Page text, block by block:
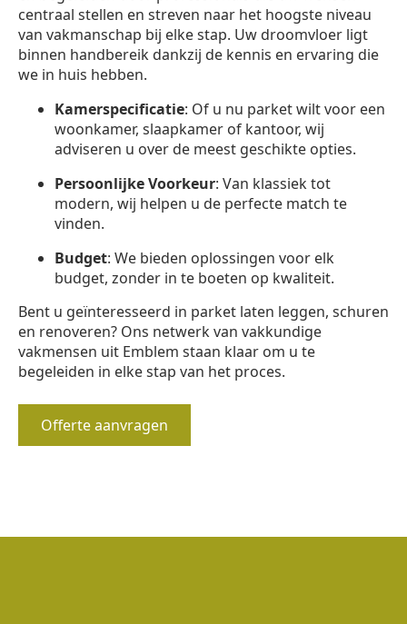
centraal stellen en streven naar het hoogste niveau
van vakmanschap bij elke stap. Uw droomvloer ligt
binnen handbereik dankzij de kennis en ervaring die
we in huis hebben.
Kamerspecificatie: Of u nu parket wilt voor een
woonkamer, slaapkamer of kantoor, wij
adviseren u over de meest geschikte opties.
Persoonlijke Voorkeur: Van klassiek tot
modern, wij helpen u de perfecte match te
vinden.
Budget: We bieden oplossingen voor elk
budget, zonder in te boeten op kwaliteit.
Bent u geïnteresseerd in parket laten leggen, schuren
en renoveren? Ons netwerk van vakkundige
vakmensen uit Emblem staan klaar om u te
begeleiden in elke stap van het proces.
Offerte aanvragen